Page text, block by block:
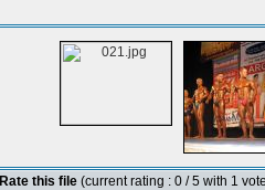
Rate this file (current rating : 0 / 5 with 1